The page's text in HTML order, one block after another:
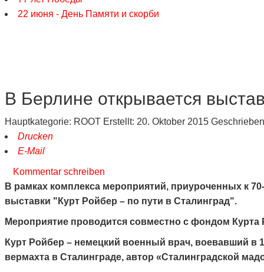
22 июня - День Памяти и скорби
В Берлине открывается
Hauptkategorie: ROOT Erstellt: 20. Oktober 2015
Drucken
E-Mail
Kommentar schreiben
В рамках комплекса мероприятий, приуроченных к
выставки "Курт Ройбер – по пути в Сталинград".
Мероприятие проводится совместно с фондом
Курт Ройбер – немецкий военный врач, воевавший в
вермахта в Сталинграде, автор «Сталинградской